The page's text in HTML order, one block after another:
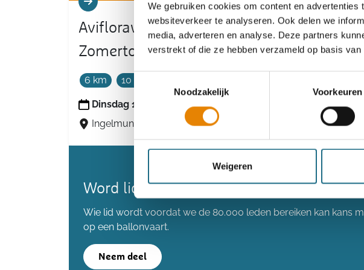
We gebruiken cookies om content en
websiteverkeer te analyseren. Ook delen we
media, adverteren en analyse. Deze partners
verstrekt of die ze hebben verzameld op basis
Noodzakelijk
Voorkeuren
Weigeren
Aviflorawandeltocht -
Zomertocht
6 km 10 km
Dinsdag 11 augustus 2026
Ingelmunster, West-Vlaanderen
Dinsdag
Word lid en maak kans op een
Wie lid wordt voordat we de 80.000 leden bereiken kan kans
op een ballonvaart.
Neem deel